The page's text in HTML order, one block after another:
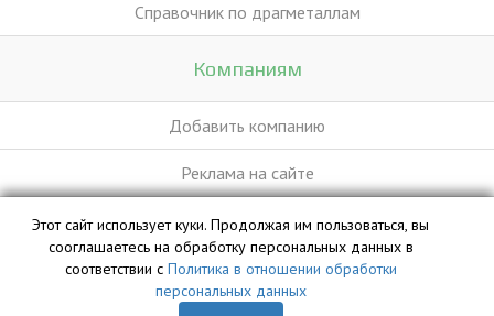
Справочник по драгметаллам
Компаниям
Добавить компанию
Реклама на сайте
База данных сайта vyvoz.org является интеллектуальной
собственностью ООО «Профит» и охраняется законом.
Этот сайт использует куки. Продолжая им пользоваться, вы
сооглашаетесь на обработку персональных данных в
соответствии с Политика в отношении обработки
персональных данных